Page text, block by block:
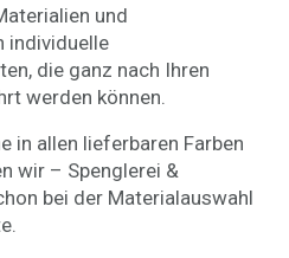
und
individuelle
die ganz nach Ihren
werden können.
in allen lieferbaren Farben
wir – Spenglerei &
bei der Materialauswahl